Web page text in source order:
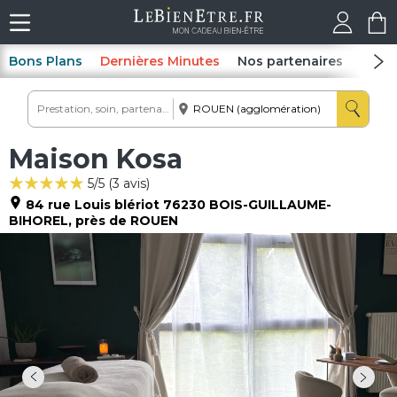
Bons Plans Dernières Minutes Nos partenaires Spas
Maison Kosa
5/5 (3 avis)
84 rue Louis blériot 76230 BOIS-GUILLAUME-
BIHOREL, près de ROUEN